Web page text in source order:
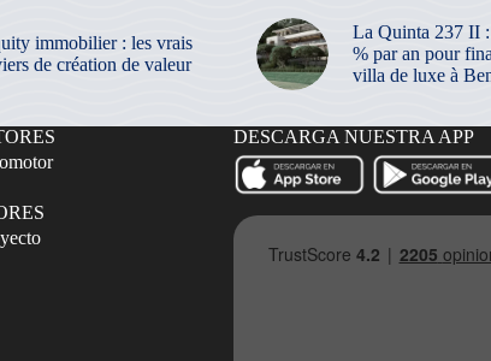
immobilier : les vrais
de création de valeur
La Quinta 237 II :
% par an pour
villa de luxe à
DESCARGA NUESTRA APP